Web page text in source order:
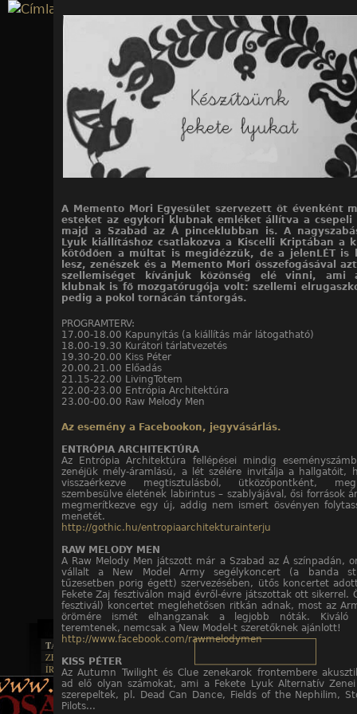
A Memento Mori Egyesület szervezett öt évenként
esteket az egykori klubnak emléket állítva a csepeli
majd a Szabad az Á pinceklubban is. A
Lyuk kiállításhoz csatlakozva a Kiscelli Kriptában a
kötődően a múltat is megidézzük, de a jelenLÉT is
lesz, zenészek és a Memento Mori összefogásával
szellemiséget kívánjuk közönség elé vinni, ami
klubnak is fő mozgatórugója volt: szellemi
pedig a pokol tornácán tántorgás.
PROGRAMTERV:
17.00-18.00 Kapunyitás (a kiállítás már látogatható)
18.00-19.30 Kurátori tárlatvezetés
19.30-20.00 Kiss Péter
20.00.21.00 Előadás
21.15-22.00 LivingTotem
22.00-23.00 Entrópia Architektúra
23.00-00.00 Raw Melody Men
Az esemény a Facebookon, jegyvásárlás.
ENTRÓPIA ARCHITEKTÚRA
Az Entrópia Architektúra fellépései mindig
zenéjük mély-áramlású, a lét szélére invitálja a hallgatóit,
visszaérkezve megtisztulásból, ütközőpontként,
szembesülve életének labirintus – szablyájával, ősi források
megmerítkezve egy új, addig nem ismert ösvényen
menetét.
http://gothic.hu/entropiaarchitekturainterju
RAW MELODY MEN
A Raw Melody Men játszott már a Szabad az Á színpadán,
vállalt a New Model Army segélykoncert (a banda
tűzesetben porig égett) szervezésében, ütős koncertet
Fekete Zaj fesztiválon majd évről-évre játszottak ott sikerrel.
fesztivál) koncertet meglehetősen ritkán adnak, most az
örömére ismét elhangzanak a legjobb nóták. Kiváló
teremtenek, nemcsak a New Model-t szeretőknek ajánlott!
http://www.facebook.com/rawmelodymen
KISS PÉTER
Az Autumn Twilight és Clue zenekarok frontembere
ad elő olyan számokat, ami a Fekete Lyuk Alternatív
szerepeltek, pl. Dead Can Dance, Fields of the Nephilim,
Pilots...
TAJTÉKOS LAPOK
ZENE
EGYÜTTESEK
INTERJÚK
FORDÍTÁSOK
ÍRÁSOK
IRODALOM
FILM
BOSZORKÁNYKONYHA
FEKETE HUMOR
KÉPES